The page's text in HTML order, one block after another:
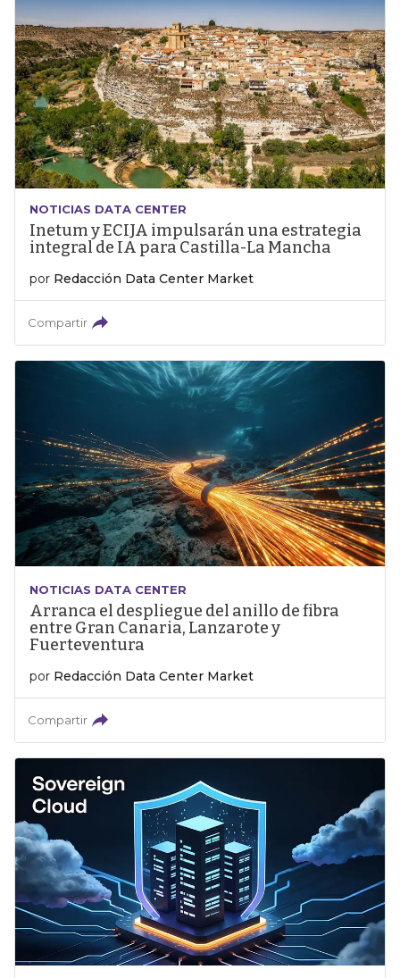
NOTICIAS DATA CENTER
Inetum y ECIJA impulsarán una estrategia
integral de IA para Castilla-La Mancha
por Redacción Data Center Market
Compartir
NOTICIAS DATA CENTER
Arranca el despliegue del anillo de fibra
entre Gran Canaria, Lanzarote y
Fuerteventura
por Redacción Data Center Market
Compartir